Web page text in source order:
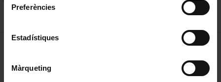
Preferències
Estadístiques
Màrqueting
MENÚ PEU 1